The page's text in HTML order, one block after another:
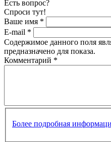
Есть вопрос?
Спроси тут!
Ваше имя *
E-mail *
Содержимое данного поля
предназначено для показа.
Комментарий *
Более подробная